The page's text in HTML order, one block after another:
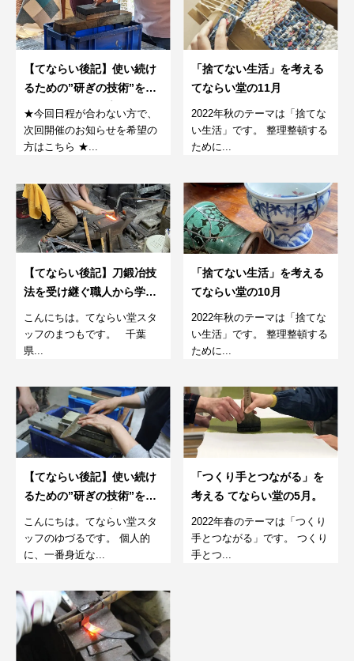
【てならい後記】使い続け
るための”研ぎの技術”を学
ぶワークショップ。22年11
月第2回
★今回日程が合わない方で、
次回開催のお知らせを希望の
方はこちら ★...
「捨てない生活」を考える
てならい堂の11月
2022年秋のテーマは「捨てな
い生活」です。 整理整頓する
ために...
【てならい後記】刀鍛冶技
法を受け継ぐ職人から学
ぶ、包丁作り2022/９/24
こんにちは。てならい堂スタ
ッフのまつもです。 千葉
県...
「捨てない生活」を考える
てならい堂の10月
2022年秋のテーマは「捨てな
い生活」です。 整理整頓する
ために...
【てならい後記】使い続け
るための”研ぎの技術”を学
ぶワークショップ。22年5
月第１回
こんにちは。てならい堂スタ
ッフのゆづるです。 個人的
に、一番身近な...
「つくり手とつながる」を
考える てならい堂の5月。
2022年春のテーマは「つくり
手とつながる」です。 つくり
手とつ...